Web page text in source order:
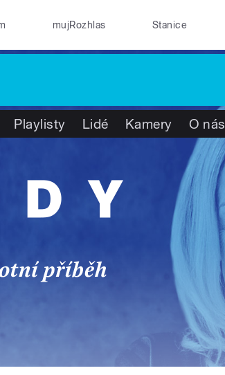
mujRozhlas Stanice
Playlisty Lidé Kamery O nás